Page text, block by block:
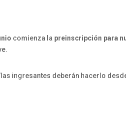
comienza la preinscripción para
ingresantes deberán hacerlo